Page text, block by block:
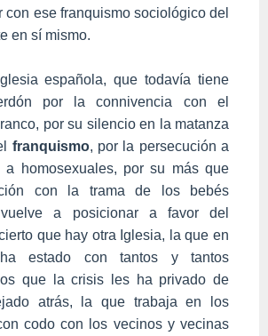
con ese franquismo sociológico del
en sí mismo.
española, que todavía tiene
por la connivencia con el
por su silencio en la matanza
franquismo, por la persecución a
a homosexuales, por su más que
con la trama de los bebés
a posicionar a favor del
que hay otra Iglesia, la que en
estado con tantos y tantos
que la crisis les ha privado de
atrás, la que trabaja en los
codo con los vecinos y vecinas